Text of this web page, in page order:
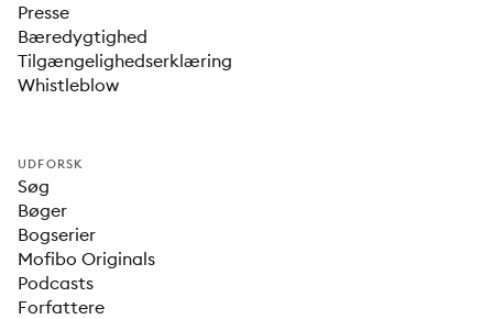
Presse
Bæredygtighed
Tilgængelighedserklæring
Whistleblow
UDFORSK
Søg
Bøger
Bogserier
Mofibo Originals
Podcasts
Forfattere